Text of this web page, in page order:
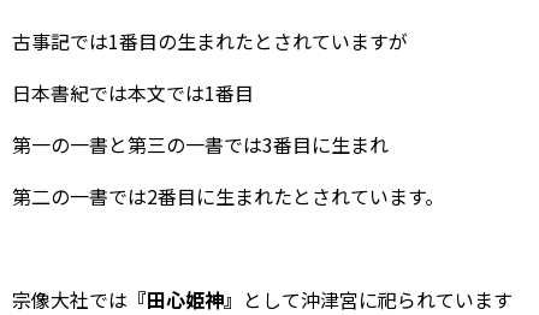
古事記では1番目の生まれたとされていますが
日本書紀では本文では1番目
第一の一書と第三の一書では3番目に生まれ
第二の一書では2番目に生まれたとされています。
宗像大社では 『田心姫神』 として沖津宮に祀られています